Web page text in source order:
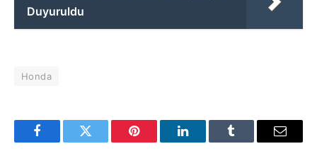
Duyuruldu
Honda
FacebookTwitter Pinterest LinkedInTumblr Email